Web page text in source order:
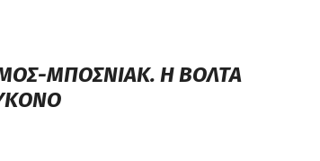
ΜΠΟΣΝΙΑΚ. Η ΒΟΛΤΑ